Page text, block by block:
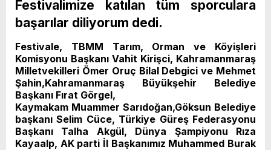
Festivalimize katılan tüm sporculara
başarılar diliyorum dedi.
Festivale, TBMM Tarım, Orman ve Köyişleri
Komisyonu Başkanı Vahit Kirişci, Kahramanmaraş
Milletvekilleri Ömer Oruç Bilal Debgici ve Mehmet
Şahin,Kahramanmaraş Büyükşehir Belediye
Başkanı Fırat Görgel,
Kaymakam Muammer Sarıdoğan,Göksun Belediye
başkanı Selim Cüce, Türkiye Güreş Federasyonu
Başkanı Talha Akgül, Dünya Şampiyonu Rıza
Kayaalp, AK parti İl Başkanımız Muhammed Burak